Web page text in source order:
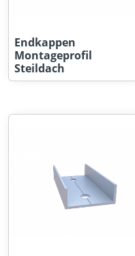
Endkappen
Montageprofil
Steildach